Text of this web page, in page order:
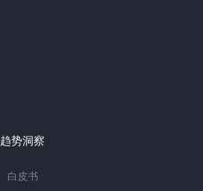
趋势洞察
白皮书